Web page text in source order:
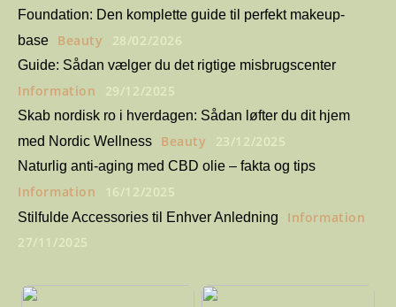
Foundation: Den komplette guide til perfekt makeup-
base
Beauty 28/02/2026
Guide: Sådan vælger du det rigtige misbrugscenter
Information 29/12/2025
Skab nordisk ro i hverdagen: Sådan løfter du dit hjem
med Nordic Wellness
Beauty 23/12/2025
Naturlig anti-aging med CBD olie – fakta og tips
Information 16/12/2025
Stilfulde Accessories til Enhver Anledning
Information
27/11/2025